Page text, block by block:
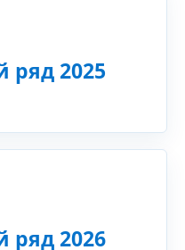
ряд 2025
ряд 2026